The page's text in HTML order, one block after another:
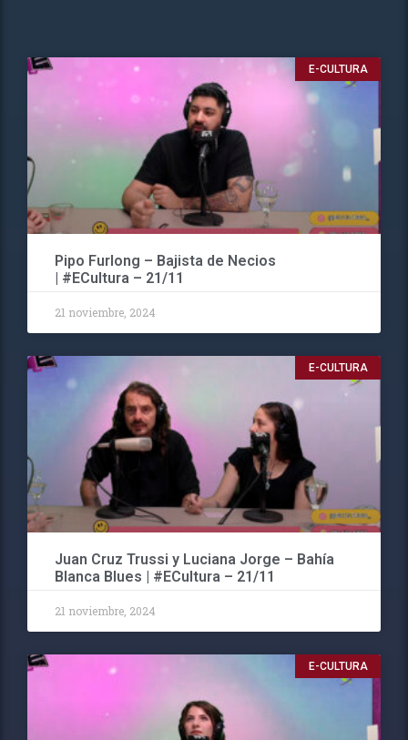
E-CULTURA
Pipo Furlong – Bajista de Necios
| #ECultura – 21/11
21 noviembre, 2024
E-CULTURA
Juan Cruz Trussi y Luciana Jorge – Bahía
Blanca Blues | #ECultura – 21/11
21 noviembre, 2024
E-CULTURA